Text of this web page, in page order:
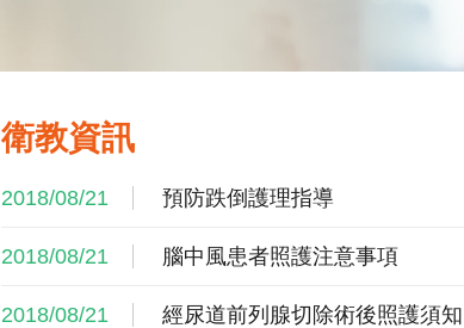
衛教資訊
2018/08/21 預防跌倒護理指導
2018/08/21 腦中風患者照護注意事項
2018/08/21 經尿道前列腺切除術後照護須知